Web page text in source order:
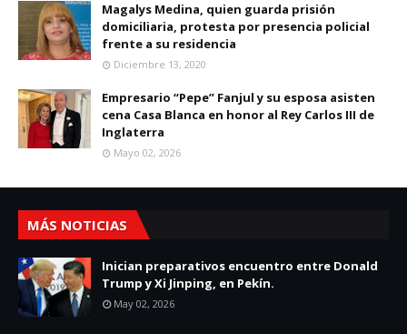
Magalys Medina, quien guarda prisión
domiciliaria, protesta por presencia policial
frente a su residencia
Diciembre 13, 2020
Empresario “Pepe” Fanjul y su esposa asisten
cena Casa Blanca en honor al Rey Carlos III de
Inglaterra
Mayo 02, 2026
MÁS NOTICIAS
Inician preparativos encuentro entre Donald
Trump y Xi Jinping, en Pekín.
May 02, 2026